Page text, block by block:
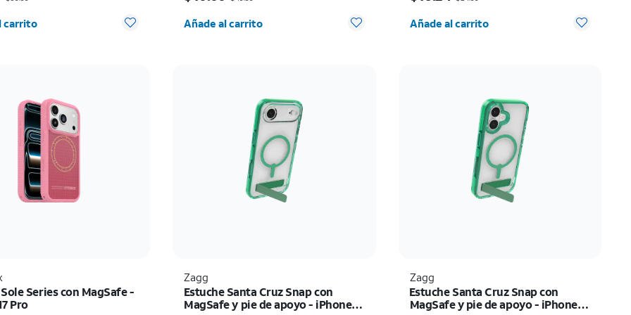
seleccionada: 0
carrito Cantidad seleccionada: 0
Añade al carrito Cantidad seleccionada: 0
Añade al carrito
Series con MagSafe -
Pro
Zagg
Estuche Santa Cruz Snap con
MagSafe y pie de apoyo - iPhone
Zagg
Estuche Santa Cruz Snap con
MagSafe y pie de apoyo - iPhone